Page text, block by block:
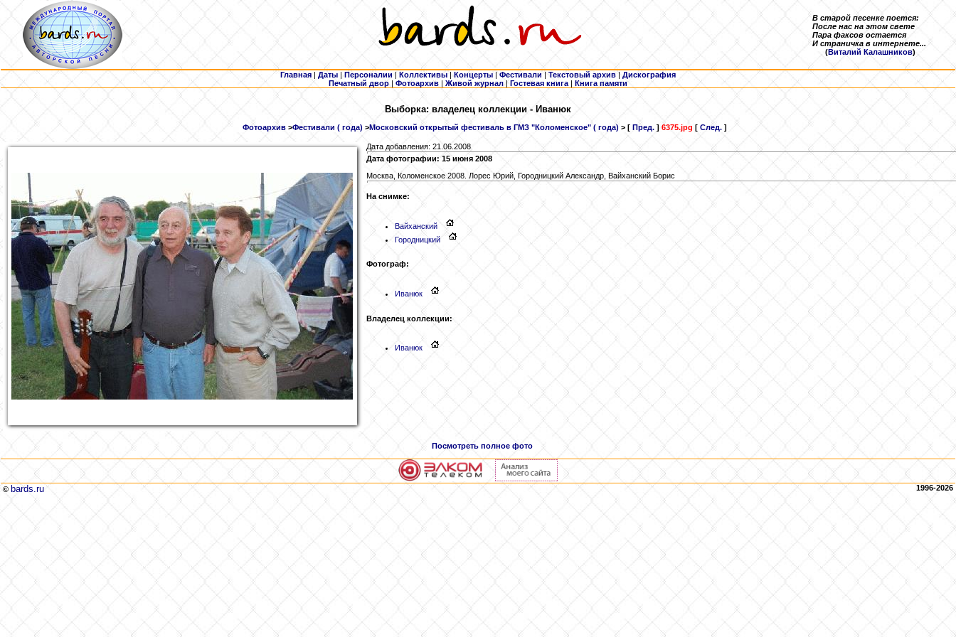
В старой песенке поется:
После нас на этом свете
Пара факсов остается
И страничка в интернете...
(Виталий Калашников)
Главная | Даты | Персоналии | Коллективы | Концерты | Фестивали | Текстовый архив | Дискография
Печатный двор | Фотоархив | Живой журнал |Гостевая книга | Книга памяти
Выборка: владелец коллекции - Иванюк
Фотоархив>Фестивали ( года) >Московский открытый фестиваль в ГМЗ "Коломенское" ( года) > [ Пред.] 6375.jpg [ След.]
Дата добавления: 21.06.2008
Дата фотографии: 15 июня 2008
Москва, Коломенское 2008. Лорес Юрий, Городницкий Александр, Вайханский Борис
На снимке:
Вайханский
Городницкий
Фотограф:
Иванюк
Владелец коллекции:
Иванюк
Посмотреть полное фото
© bards.ru 1996-2026